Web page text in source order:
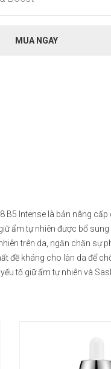
MUA NGAY
B5 Intense là bản nâng cấp
ẩm tự nhiên được bổ
trên da, ngăn chặn sự
đề kháng cho làn da để
tố giữ ẩm tự nhiên và